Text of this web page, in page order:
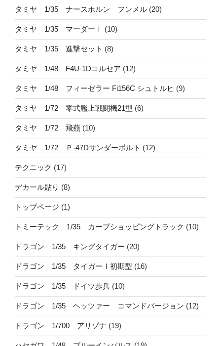
タミヤ 1/35 ナースホルン フンメル (20)
タミヤ 1/35 マーダーⅠ (10)
タミヤ 1/35 進撃セット (8)
タミヤ 1/48 F4U-1Dコルセア (12)
タミヤ 1/48 フィーゼラー Fi156C シュトルヒ (9)
タミヤ 1/72 零式艦上戦闘機21型 (6)
タミヤ 1/72 飛燕 (10)
タミヤ 1/72 Ｐ-47Dサンダーボルト (12)
テクニック (17)
デカール貼り (8)
トップページ (1)
トミーテック 1/35 カープショッピングトラック (10)
ドラゴン 1/35 キングタイガー (20)
ドラゴン 1/35 タイガーⅠ初期型 (16)
ドラゴン 1/35 ドイツ歩兵 (10)
ドラゴン 1/35 ヘッツァー コマンドバージョン (12)
ドラゴン 1/700 アリゾナ (19)